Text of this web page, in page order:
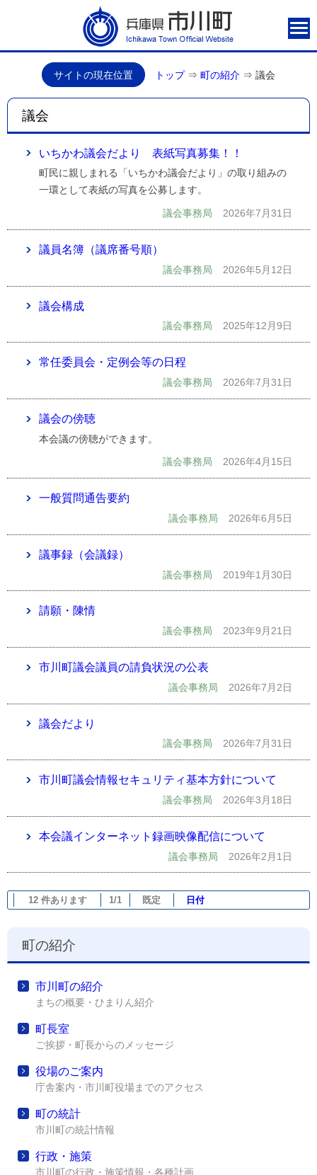
サイトの現在位置 トップ⇒ 町の紹介 ⇒ 議会
議会
いちかわ議会だより 表紙写真募集！！
町民に親しまれる「いちかわ議会だより」の取り組みの
一環として表紙の写真を公募します。
議会事務局 2026年7月31日
議員名簿（議席番号順）
議会事務局 2026年5月12日
議会構成
議会事務局 2025年12月9日
常任委員会・定例会等の日程
議会事務局 2026年7月31日
議会の傍聴
本会議の傍聴ができます。
議会事務局 2026年4月15日
一般質問通告要約
議会事務局 2026年6月5日
議事録（会議録）
議会事務局 2019年1月30日
請願・陳情
議会事務局 2023年9月21日
市川町議会議員の請負状況の公表
議会事務局 2026年7月2日
議会だより
議会事務局 2026年7月31日
市川町議会情報セキュリティ基本方針について
議会事務局 2026年3月18日
本会議インターネット録画映像配信について
議会事務局 2026年2月1日
12 件あります 1/1 既定 日付
町の紹介
市川町の紹介
まちの概要・ひまりん紹介
町長室
ご挨拶・町長からのメッセージ
役場のご案内
庁舎案内・市川町役場までのアクセス
町の統計
市川町の統計情報
行政・施策
市川町の行政・施策情報・各種計画